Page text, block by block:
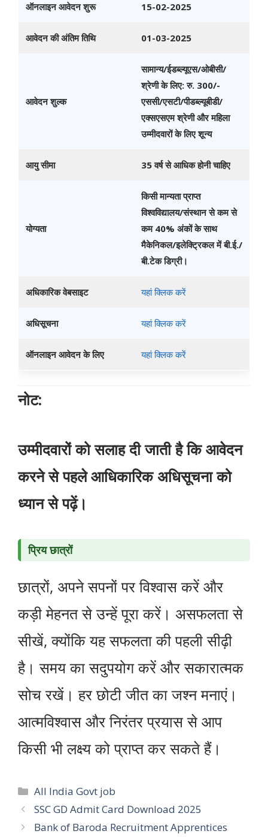
ऑनलाइन आवेदन शुरू 15-02-2025
आवेदन की अंतिम तिथि 01-03-2025
आवेदन शुल्क
सामान्य/ईडब्ल्यूएस/ओबीसी/
श्रेणी के लिए: रु. 300/-
एससी/एसटी/पीडब्ल्यूबीडी/
एक्सएसएम श्रेणी और महिला
उम्मीदवारों के लिए शून्य
आयु सीमा 35 वर्ष से आधिक होनी चाहिए
योग्यता
किसी मान्यता प्राप्त
विश्वविद्यालय/संस्थान से कम से
कम 40% अंकों के साथ
मैकेनिकल/इलेक्ट्रिकल में बी.ई./
बी.टेक डिग्री।
अधिकारिक वेबसाइट यहां क्लिक करें
अधिसूचना यहां क्लिक करें
ऑनलाइन आवेदन के लिए यहां क्लिक करें
नोट:
उम्मीदवारों को सलाह दी जाती है कि आवेदन
करने से पहले आधिकारिक अधिसूचना को
ध्यान से पढ़ें।
प्रिय छात्रों
छात्रों, अपने सपनों पर विश्वास करें और
कड़ी मेहनत से उन्हें पूरा करें। असफलता से
सीखें, क्योंकि यह सफलता की पहली सीढ़ी
है। समय का सदुपयोग करें और सकारात्मक
सोच रखें। हर छोटी जीत का जश्न मनाएं।
आत्मविश्वास और निरंतर प्रयास से आप
किसी भी लक्ष्य को प्राप्त कर सकते हैं।
All India Govt job
SSC GD Admit Card Download 2025
Bank of Baroda Recruitment Apprentices